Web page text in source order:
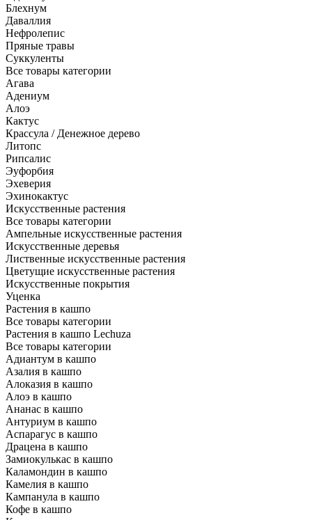
Блехнум
Даваллия
Нефролепис
Пряные травы
Суккуленты
Все товары категории
Агава
Адениум
Алоэ
Кактус
Крассула / Денежное дерево
Литопс
Рипсалис
Эуфорбия
Эхеверия
Эхинокактус
Искусственные растения
Все товары категории
Ампельные искусственные растения
Искусственные деревья
Лиственные искусственные растения
Цветущие искусственные растения
Искусственные покрытия
Уценка
Растения в кашпо
Все товары категории
Растения в кашпо Lechuza
Все товары категории
Адиантум в кашпо
Азалия в кашпо
Алоказия в кашпо
Алоэ в кашпо
Ананас в кашпо
Антуриум в кашпо
Аспарагус в кашпо
Драцена в кашпо
Замиокулькас в кашпо
Каламондин в кашпо
Камелия в кашпо
Кампанула в кашпо
Кофе в кашпо